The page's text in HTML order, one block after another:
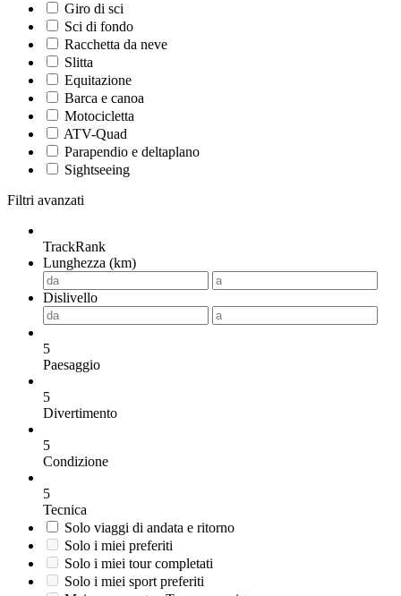
Giro di sci
Sci di fondo
Racchetta da neve
Slitta
Equitazione
Barca e canoa
Motocicletta
ATV-Quad
Parapendio e deltaplano
Sightseeing
Filtri avanzati
TrackRank
Lunghezza (km)
Dislivello
5
Paesaggio
5
Divertimento
5
Condizione
5
Tecnica
Solo viaggi di andata e ritorno
Solo i miei preferiti
Solo i miei tour completati
Solo i miei sport preferiti